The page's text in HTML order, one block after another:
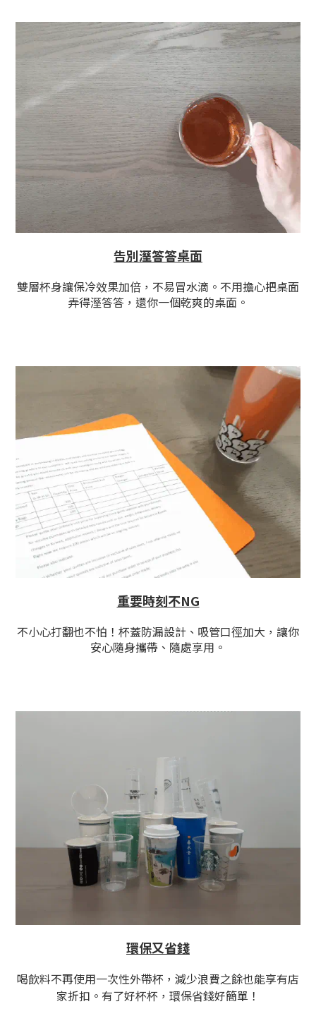
告別溼答答桌面
雙層杯身讓保冷效果加倍，不易冒水滴。不用擔心把桌面
弄得溼答答，還你一個乾爽的桌面。
重要時刻不NG
不小心打翻也不怕！杯蓋防漏設計、吸管口徑加大，讓你
安心隨身攜帶、隨處享用。
環保又省錢
喝飲料不再使用一次性外帶杯，減少浪費之餘也能享有店
家折扣。有了好杯杯，環保省錢好簡單！